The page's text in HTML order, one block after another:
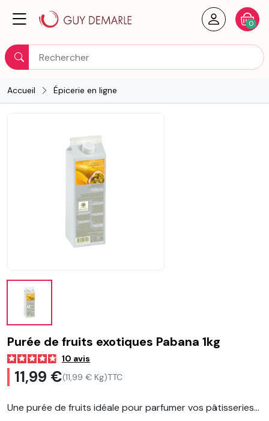
Rechercher
Créer
0
Accueil Épicerie en ligne
Purée de fruits exotiques Pabana 1kg
10 avis
11,99 €(11,99 € Kg)TTC
Une purée de fruits idéale pour parfumer vos pâtisseries...